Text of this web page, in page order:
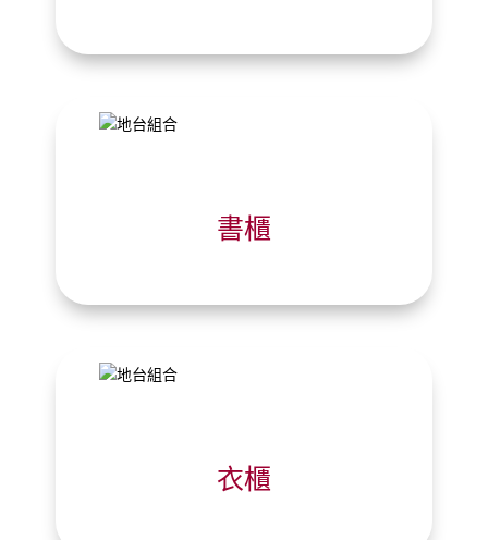
書櫃
衣櫃